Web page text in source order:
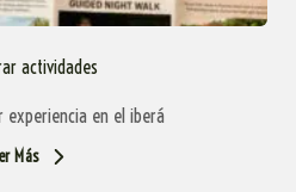
actividades
experiencia en el iberá
Más